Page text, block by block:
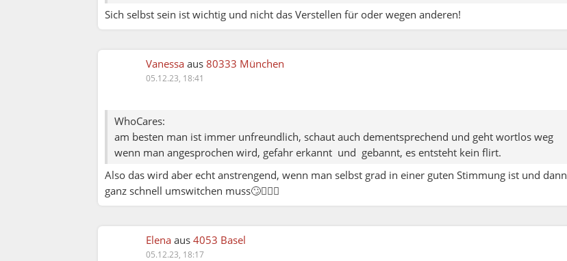
Sich selbst sein ist wichtig und nicht das Verstellen für oder wegen anderen!
Vanessa aus 80333 München
05.12.23, 18:41
WhoCares:
am besten man ist immer unfreundlich, schaut auch dementsprechend und geht wortlos weg
wenn man angesprochen wird, gefahr erkannt und gebannt, es entsteht kein flirt.
Also das wird aber echt anstrengend, wenn man selbst grad in einer guten Stimmung ist und dann
ganz schnell umswitchen muss🙄🤦🏼‍♀️
Elena aus 4053 Basel
05.12.23, 18:17